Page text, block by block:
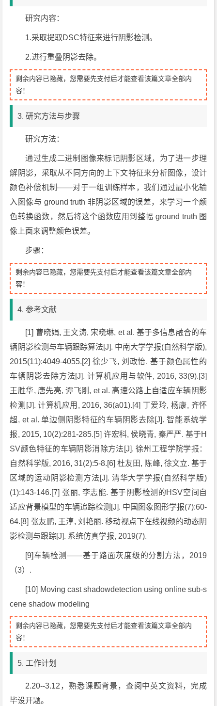
研究内容：
1.采取提取DSC特征来进行阴影检测。
2.进行重叠阴影去除。
剩余内容已隐藏，您需要先支付后才能查看该篇文章全部内
容！
3. 研究方法与步骤
研究方法：
通过生成二进制图像来标记阴影区域，为了进一步理
解阴影，采取从不同方向的上下文特征来分析图像，设计
颜色补偿机制——对于一组训练样本，我们通过最小化输
入图像与 ground truth 非阴影区域的误差，来学习一个颜
色转换函数，然后将这个函数应用到整幅 ground truth 图
像上面来调整颜色误差。
步骤：
剩余内容已隐藏，您需要先支付后才能查看该篇文章全部内
容！
4. 参考文献
[1] 曹晓娟, 王文涛, 宋晓琳, et al. 基于多信息融合的车
辆阴影检测与车辆跟踪算法[J]. 中南大学学报(自然科学版),
2015(11):4049-4055.[2] 徐少飞, 刘政怡. 基于颜色属性的
车辆阴影去除方法[J]. 计算机应用与软件, 2016, 33(9).[3]
王胜华, 唐先亮, 谭飞刚, et al. 高速公路上自适应车辆阴影
检测[J]. 计算机应用, 2016, 36(a01).[4] 丁爱玲, 杨康, 齐怀
超, et al. 单边侧阴影特征的车辆阴影去除[J]. 智能系统学
报, 2015, 10(2):281-285.[5] 许宏科, 侯晓青, 秦严严. 基于H
SV颜色特征的车辆阴影消除方法[J]. 徐州工程学院学报：
自然科学版, 2016, 31(2):5-8.[6] 杜友田, 陈峰, 徐文立. 基于
区域的运动阴影检测方法[J]. 清华大学学报(自然科学版)
(1):143-146.[7] 张丽, 李志能. 基于阴影检测的HSV空间自
适应背景模型的车辆追踪检测[J]. 中国图象图形学报(7):60-
64.[8] 张友鹏, 王淳, 刘艳丽. 移动视点下在线视频的动态阴
影检测与跟踪[J]. 系统仿真学报, 2019(7).
[9]车辆检测——基于路面灰度级的分割方法，2019
（3）.
[10] Moving cast shadowdetection using online sub-s
cene shadow modeling
剩余内容已隐藏，您需要先支付后才能查看该篇文章全部内
容！
5. 工作计划
2.20--3.12，熟悉课题背景，查阅中英文资料，完成
毕设开题。